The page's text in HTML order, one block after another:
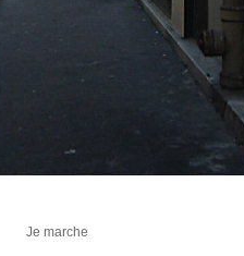
Je marche